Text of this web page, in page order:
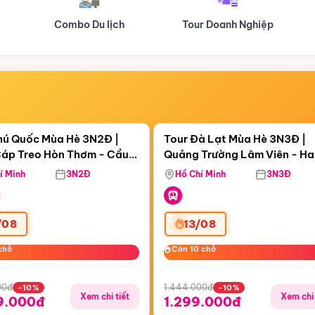
Tour Doanh Nghiệp Du lịch Hành Hương
06:00:27
Treo Hòn Thơm
Quốc Mùa Hè 3N2Đ |
Treo Hòn Thơm - Cầu
Viên Nước Aquatopia
Minh 3N2Đ
-10%
Xem chi tiết
Còn05 ngày 06:00:27
Tour Đà Lạt Mùa Hè 3N3Đ |
Quảng Trường Lâm Viên -
Hill - Puppy Farm
Hồ Chí Minh 3N3Đ
13/08
Còn 10 chỗ
Còn 10 chỗ
1.444.000đ -10%
1.299.000đ Xem